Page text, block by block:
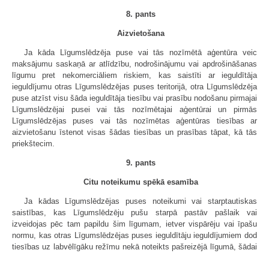
8. pants
Aizvietošana
Ja kāda Līgumslēdzēja puse vai tās nozīmētā aģentūra veic
maksājumu saskaņā ar atlīdzību, nodrošinājumu vai apdrošināšanas
līgumu pret nekomerciāliem riskiem, kas saistīti ar ieguldītāja
ieguldījumu otras Līgumslēdzējas puses teritorijā, otra Līgumslēdzēja
puse atzīst visu šāda ieguldītāja tiesību vai prasību nodošanu pirmajai
Līgumslēdzējai pusei vai tās nozīmētajai aģentūrai un pirmās
Līgumslēdzējas puses vai tās nozīmētas aģentūras tiesības ar
aizvietošanu īstenot visas šādas tiesības un prasības tāpat, kā tās
priekštecim.
9. pants
Citu noteikumu spēkā esamība
Ja kādas Līgumslēdzējas puses noteikumi vai starptautiskas
saistības, kas Līgumslēdzēju pušu starpā pastāv pašlaik vai
izveidojas pēc tam papildu šim līgumam, ietver vispārēju vai īpašu
normu, kas otras Līgumslēdzējas puses ieguldītāju ieguldījumiem dod
tiesības uz labvēlīgāku režīmu nekā noteikts pašreizējā līgumā, šādai